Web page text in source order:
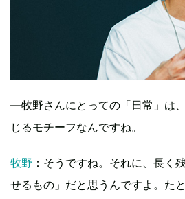
―牧野さんにとっての「日常」は
じるモチーフなんですね。
牧野 ：そうですね。それに、長く
せるもの」だと思うんですよ。た